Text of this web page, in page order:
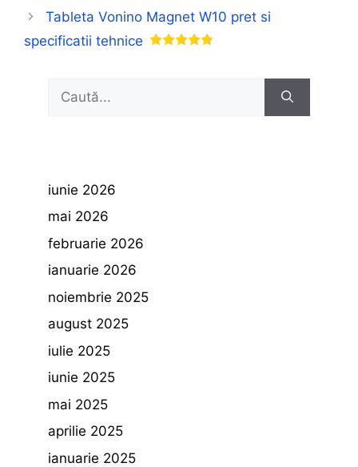
Tableta Vonino Magnet W10 pret si
specificatii tehnice
după:
iunie 2026
mai 2026
februarie 2026
ianuarie 2026
noiembrie 2025
august 2025
iulie 2025
iunie 2025
mai 2025
aprilie 2025
ianuarie 2025